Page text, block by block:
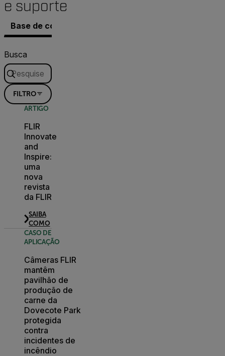
e suporte
Base de conhecimento
Busca
FILTRO
ARTIGO
FLIR
Innovate
and
Inspire:
uma
nova
revista
da FLIR
SAIBA
COMO
CASO DE
APLICAÇÃO
Câmeras FLIR
mantêm
pavilhão de
produção de
carne da
Dovecote Park
protegida
contra
incidentes de
incêndio